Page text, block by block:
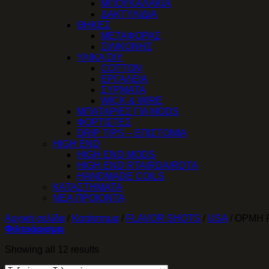
ΜΠΟΥΚΑΛΑΚΙΑ
ΔΑΚΤΥΛΙΔΙΑ
ΘΗΚΕΣ
ΜΕΤΑΦΟΡΑΣ
ΣΙΛΙΚΟΝΗΣ
ΥΛΙΚΑ DIY
COTTON
ΕΡΓΑΛΕΙΑ
ΣΥΡΜΑΤΑ
WICK & WIRE
ΜΠΑΤΑΡΙΕΣ ΓΙΑ MODS
ΦΟΡΤΙΣΤΕΣ
DRIP TIPS – ΕΠΙΣΤΟΜΙΑ
HIGH END
HIGH END MODS
HIGH END RTA/RDA/RDTA
HANDMADE COILS
ΚΑΤΑΣΤΗΜΑΤΑ
NΕΑ ΠΡΟΙΟΝΤΑ
Αρχική σελίδα / Κατάστημα / FLAVOR SHOTS / USA / OPMH
Φιλτράρισμα
Showing all 12 results